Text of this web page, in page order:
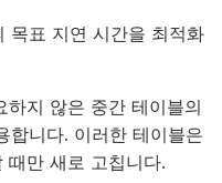
목표 지연 시간을 최적화
하지 않은 중간 테이블의
합니다. 이러한 테이블은
때만 새로 고칩니다.